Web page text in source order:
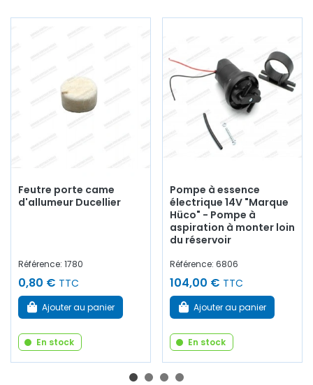
Feutre porte came
d'allumeur Ducellier
Référence: 1780
0,80 € TTC
Ajouter au panier
En stock
Pompe à essence
électrique 14V "Marque
Hüco" - Pompe à
aspiration à monter loin
du réservoir
Référence: 6806
104,00 € TTC
Ajouter au panier
En stock